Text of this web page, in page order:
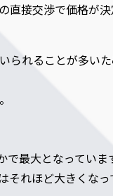
接交渉で価格が決
られることが多い
最大となっていま
れほど大きくなっ